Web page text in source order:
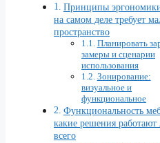
Принципы
на самом деле требует
пространство
Планировать
замеры и сценарии
использования
Зонирование:
визуальное и
функциональное
Функциональность
какие решения
всего